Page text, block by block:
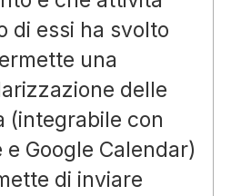
di essi ha svolto
una
delle
(integrabile con
e Google Calendar)
di inviare